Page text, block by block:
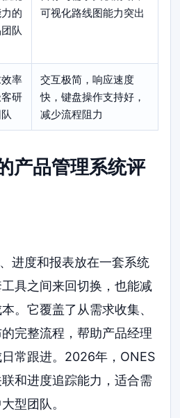
的
队
可视化路线图能力突出
率
研
交互极简，响应速度
快，键盘操作支持好，
减少流程阻力
产品管理系统评
进度和报表放在一套系统
具之间来回切换，也能减
。它覆盖了从需求收集、
完整流程，帮助产品经理
常跟进。2026年，ONES
和进度追踪能力，适合需
型团队。